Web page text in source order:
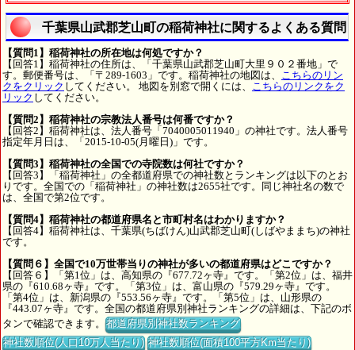
千葉県山武郡芝山町の稲荷神社に関するよくある質問
【質問1】稲荷神社の所在地は何処ですか？
【回答1】稲荷神社の住所は、「千葉県山武郡芝山町大里９０２番地」で
す。郵便番号は、「〒289-1603」です。稲荷神社の地図は、 こちらのリン
クをクリック してください。 地図を別窓で開くには、 こちらのリンクをク
リック してください。
【質問2】稲荷神社の宗教法人番号は何番ですか？
【回答2】稲荷神社は、法人番号「7040005011940」の神社です。法人番号
指定年月日は、「2015-10-05(月曜日)」です。
【質問3】稲荷神社の全国での寺院数は何社ですか？
【回答3】「稲荷神社」の全都道府県での神社数とランキングは以下のとお
りです。全国での「稲荷神社」の神社数は2655社です。同じ神社名の数で
は、全国で第2位です。
【質問4】稲荷神社の都道府県名と市町村名はわかりますか？
【回答4】稲荷神社は、千葉県(ちばけん)山武郡芝山町(しばやままち)の神社
です。
【質問６】全国で10万世帯当りの神社が多いの都道府県はどこですか？
【回答６】「第1位」は、高知県の『677.72ヶ寺』です。「第2位」は、福井
県の『610.68ヶ寺』です。「第3位」は、富山県の『579.29ヶ寺』です。
「第4位」は、新潟県の『553.56ヶ寺』です。「第5位」は、山形県の
『443.07ヶ寺』です。全国の都道府県別神社ランキングの詳細は、下記のボ
タンで確認できます。都道府県別神社数ランキング
神社数順位(人口10万人当たり) 神社数順位(面積100平方Km当たり)